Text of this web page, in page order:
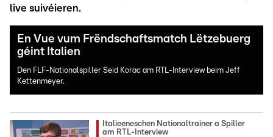
live suivéieren.
En Vue vum Frëndschaftsmatch Lëtzebuerg
géint Italien
Den FLF-Nationalspiller Seid Korac am RTL-Interview beim Jeff
Kettenmeyer.
Italieeneschen Nationaltrainer a Spiller
am RTL-Interview